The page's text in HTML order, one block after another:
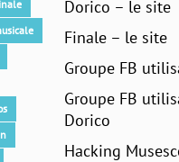
Dorico – le site
Finale – le site
Groupe FB
Groupe FB
Dorico
Hacking